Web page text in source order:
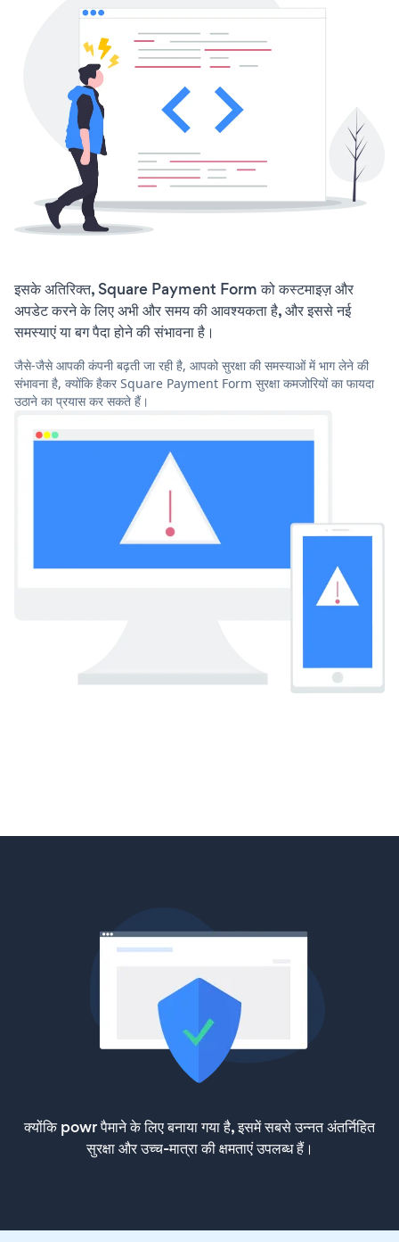
इसके अतिरिक्त, Square Payment Form को कस्टमाइज़ और
अपडेट करने के लिए अभी और समय की आवश्यकता है, और इससे नई
समस्याएं या बग पैदा होने की संभावना है।
जैसे-जैसे आपकी कंपनी बढ़ती जा रही है, आपको सुरक्षा की समस्याओं में भाग लेने की
संभावना है, क्योंकि हैकर Square Payment Form सुरक्षा कमजोरियों का फायदा
उठाने का प्रयास कर सकते हैं।
क्योंकि powr पैमाने के लिए बनाया गया है, इसमें सबसे उन्नत अंतर्निहित
सुरक्षा और उच्च-मात्रा की क्षमताएं उपलब्ध हैं।